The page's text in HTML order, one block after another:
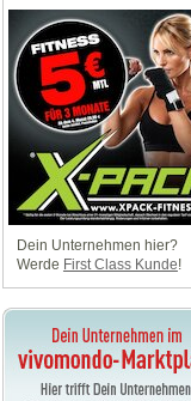
Dein Unternehmen hier?
Werde First Class Kunde!